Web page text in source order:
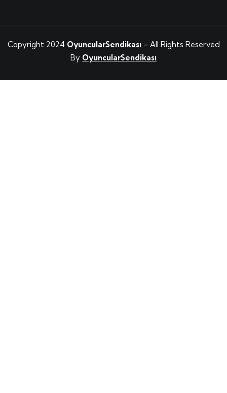
Copyright 2024 OyuncularSendikası – All Rights Reserved
By OyuncularSendikası